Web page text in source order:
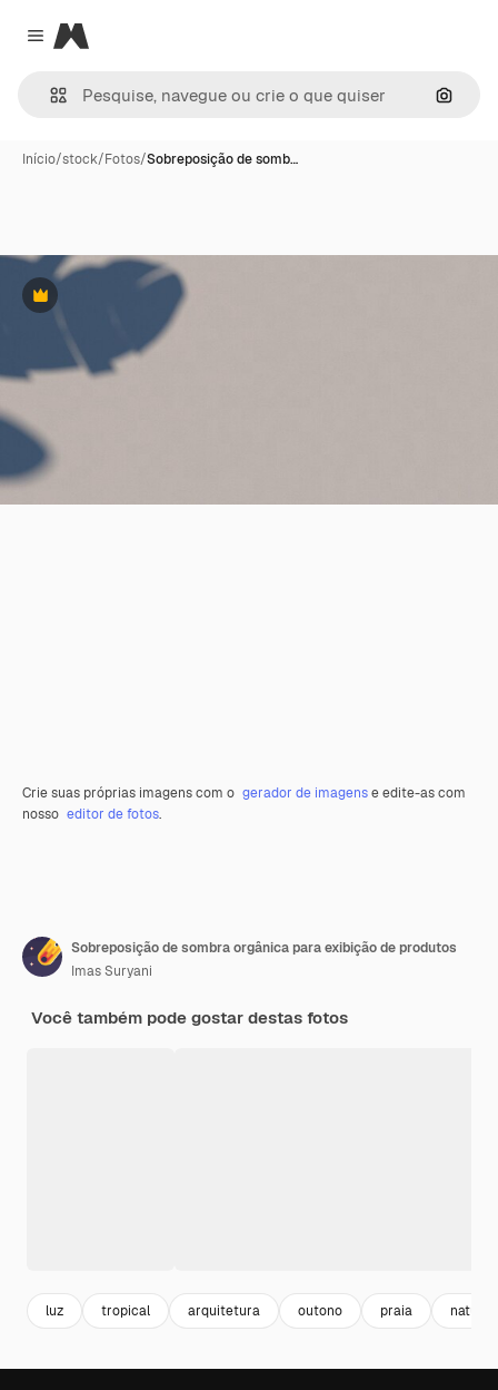
Close menu
Magnific
Início/stock/Fotos/Sobreposição de somb…
Premium
Crie suas próprias imagens com o gerador de imagense edite-as com
nosso editor de fotos.
Sobreposição de sombra orgânica para exibição de produtos
Imas Suryani
Você também pode gostar destas fotos
luz tropical arquitetura outono praia